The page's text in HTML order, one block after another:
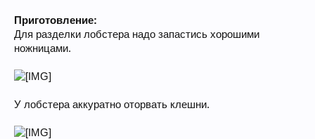
Приготовление:
Для разделки лобстера надо запастись хорошими
ножницами.
У лобстера аккуратно оторвать клешни.